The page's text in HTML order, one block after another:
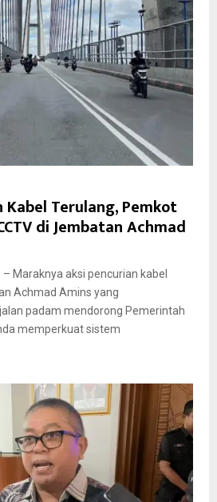
Kabel Terulang, Pemkot
di Jembatan Achmad
Maraknya aksi pencurian kabel
Achmad Amins yang
padam mendorong Pemerintah
memperkuat sistem